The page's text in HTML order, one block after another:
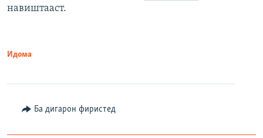
навиштааст.
Идома
Ба дигарон фиристед